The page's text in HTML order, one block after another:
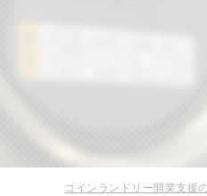
コインランドリー開業支援